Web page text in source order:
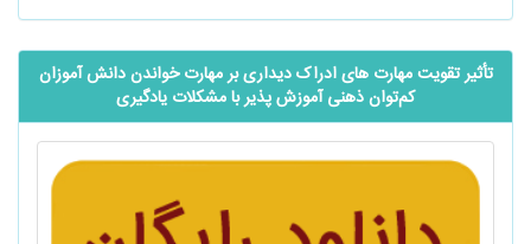
تأثیر تقویت مهارت های ادراک دیداری بر مهارت خواندن دانش آموزان
‌‌کم‌توان ذهنی آموزش پذیر با مشکلات یادگیری